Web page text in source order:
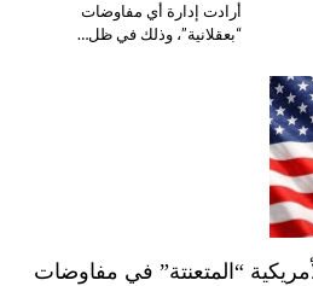
أرادت إدارة أي مفاوضات
“بعقلانية”، وذلك في ظل…
“المتعنتة” في مفاوضات